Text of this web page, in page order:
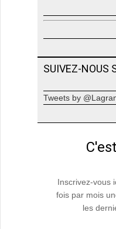
SUIVEZ-NOUS
Tweets by
Inscrivez-vous
fois par mois
les